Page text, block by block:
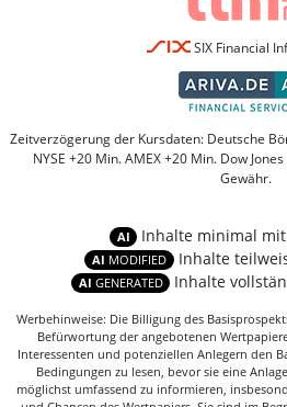
SIX Financial
Zeitverzögerung der Kursdaten: Deutsche
NYSE +20 Min. AMEX +20 Min. Dow
Gewähr.
AI Inhalte minimal
AI MODIFIED Inhalte
AI GENERATED Inhalte
Werbehinweise: Die Billigung des
Befürwortung der angebotenen
Interessenten und potenziellen Anlegern den
Bedingungen zu lesen, bevor sie eine
möglichst umfassend zu informieren,